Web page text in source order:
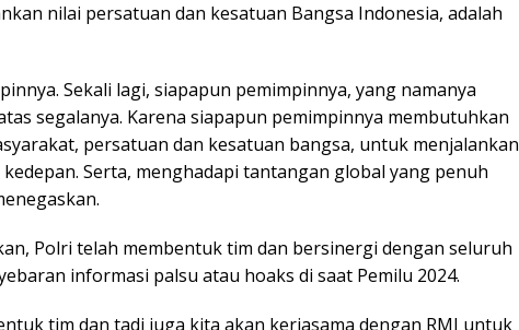
nilai persatuan dan kesatuan Bangsa Indonesia, adalah
Sekali lagi, siapapun pemimpinnya, yang namanya
segalanya. Karena siapapun pemimpinnya membutuhkan
persatuan dan kesatuan bangsa, untuk menjalankan
Serta, menghadapi tantangan global yang penuh
Polri telah membentuk tim dan bersinergi dengan seluruh
informasi palsu atau hoaks di saat Pemilu 2024.
tim dan tadi juga kita akan kerjasama dengan RMI untuk